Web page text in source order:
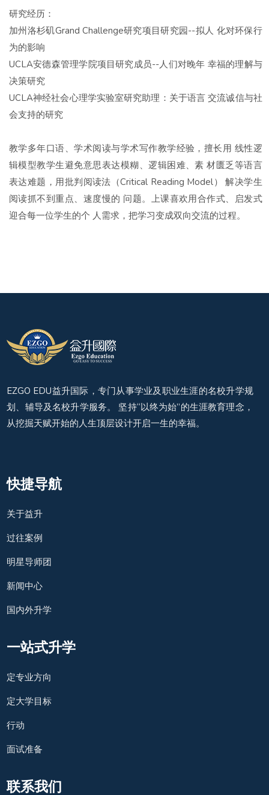
研究经历：
加州洛杉矶Grand Challenge研究项目研究园--拟人 化对环保行
为的影响
UCLA安德森管理学院项目研究成员--人们对晚年 幸福的理解与
决策研究
UCLA神经社会心理学实验室研究助理：关于语言 交流诚信与社
会支持的研究
教学多年口语、学术阅读与学术写作教学经验，擅长用 线性逻
辑模型教学生避免意思表达模糊、逻辑困难、素 材匮乏等语言
表达难题，用批判阅读法（Critical Reading Model） 解决学生
阅读抓不到重点、速度慢的 问题。上课喜欢用合作式、启发式
迎合每一位学生的个 人需求，把学习变成双向交流的过程。
EZGO EDU益升国际，专门从事学业及职业生涯的名校升学规
划、辅导及名校升学服务。 坚持“以终为始”的生涯教育理念，
从挖掘天赋开始的人生顶层设计开启一生的幸福。
快捷导航
关于益升
过往案例
明星导师团
新闻中心
国内外升学
一站式升学
定专业方向
定大学目标
行动
面试准备
联系我们